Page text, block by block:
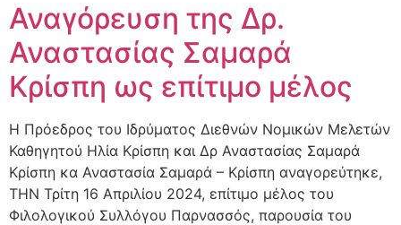
Αναγόρευση της Δρ.
Αναστασίας Σαμαρά
Κρίσπη ως επίτιμο μέλος
Η Πρόεδρος του Ιδρύματος Διεθνών Νομικών Μελετών
Καθηγητού Ηλία Κρίσπη και Δρ Αναστασίας Σαμαρά
Κρίσπη κα Αναστασία Σαμαρά – Κρίσπη αναγορεύτηκε,
ΤΗΝ Τρίτη 16 Απριλίου 2024, επίτιμο μέλος του
Φιλολογικού Συλλόγου Παρνασσός, παρουσία του